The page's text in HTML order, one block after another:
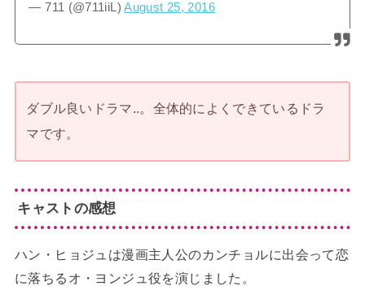
— 711 (@711iiL)August 25, 2016
ダブル良いドラマ..。全体的によくできているドラ
マです。
キャストの感想
ハン・ヒョジュは漫画主人公のカンチョルに出会って恋
に落ちるオ・ヨンジュ役を演じました。